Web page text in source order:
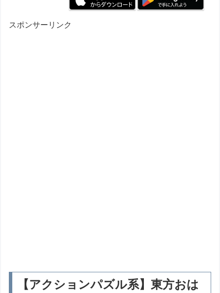
スポンサーリンク
【アクションパズル系】東方おは